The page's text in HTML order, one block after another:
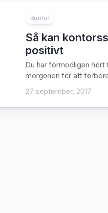
Kontor
Så kan
positivt
Du har förmodligen
morgonen för att
27 september, 2017